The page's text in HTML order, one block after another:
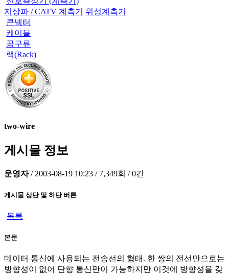
지상파 / CATV 계측기
위성계측기
콘넥터
케이블
공구류
랙(Rack)
two-wire
게시물 정보
운영자 / 2003-08-19 10:23 / 7,349회 / 0건
게시물 상단 및 하단 버튼
목록
본문
데이터 통신에 사용되는 전송선의 형태. 한 쌍의 전선만으로는
방향성이 없어 단향 통신만이 가능하지만 이것에 방향성을 갖